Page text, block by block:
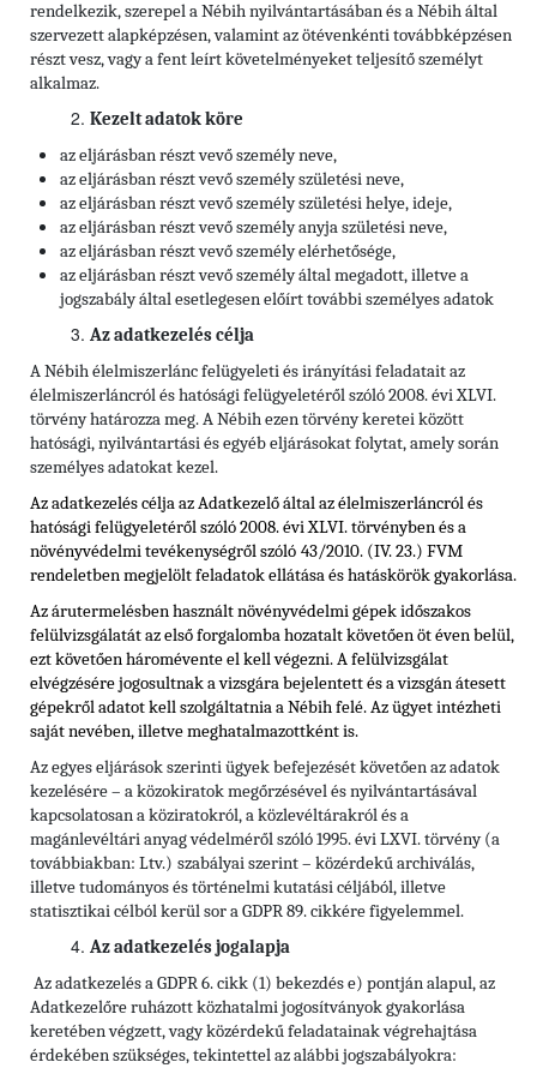
rendelkezik, szerepel a Nébih nyilvántartásában és a Nébih által
szervezett alapképzésen, valamint az ötévenkénti továbbképzésen
részt vesz, vagy a fent leírt követelményeket teljesítő személyt
alkalmaz.
Kezelt adatok köre
az eljárásban részt vevő személy neve,
az eljárásban részt vevő személy születési neve,
az eljárásban részt vevő személy születési helye, ideje,
az eljárásban részt vevő személy anyja születési neve,
az eljárásban részt vevő személy elérhetősége,
az eljárásban részt vevő személy által megadott, illetve a
jogszabály által esetlegesen előírt további személyes adatok
Az adatkezelés célja
A Nébih élelmiszerlánc felügyeleti és irányítási feladatait az
élelmiszerláncról és hatósági felügyeletéről szóló 2008. évi XLVI.
törvény határozza meg. A Nébih ezen törvény keretei között
hatósági, nyilvántartási és egyéb eljárásokat folytat, amely során
személyes adatokat kezel.
Az adatkezelés célja az Adatkezelő által az élelmiszerláncról és
hatósági felügyeletéről szóló 2008. évi XLVI. törvényben és a
növényvédelmi tevékenységről szóló 43/2010. (IV. 23.) FVM
rendeletbenmegjelölt feladatok ellátása és hatáskörök gyakorlása.
Az árutermelésben használt növényvédelmi gépek időszakos
felülvizsgálatát az első forgalomba hozatalt követően öt éven belül,
ezt követően háromévente el kell végezni. A felülvizsgálat
elvégzésére jogosultnak a vizsgára bejelentett és a vizsgán átesett
gépekről adatot kell szolgáltatnia a Nébih felé. Az ügyet intézheti
saját nevében, illetve meghatalmazottként is.
Az egyes eljárások szerinti ügyek befejezését követően az adatok
kezelésére – a közokiratok megőrzésével és nyilvántartásával
kapcsolatosan a köziratokról, a közlevéltárakról és a
magánlevéltári anyag védelméről szóló 1995. évi LXVI. törvény (a
továbbiakban: Ltv.) szabályai szerint – közérdekű archiválás,
illetve tudományos és történelmi kutatási céljából, illetve
statisztikai célból kerül sor a GDPR 89. cikkére figyelemmel.
Az adatkezelés jogalapja
Az adatkezelés a GDPR 6. cikk (1) bekezdés e) pontján alapul, az
Adatkezelőre ruházott közhatalmi jogosítványok gyakorlása
keretében végzett, vagy közérdekű feladatainak végrehajtása
érdekében szükséges, tekintettel az alábbi jogszabályokra: